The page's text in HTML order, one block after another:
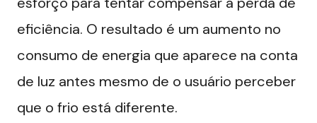
eficiência. O resultado é um aumento no
consumo de energia que aparece na conta
de luz antes mesmo de o usuário perceber
que o frio está diferente.